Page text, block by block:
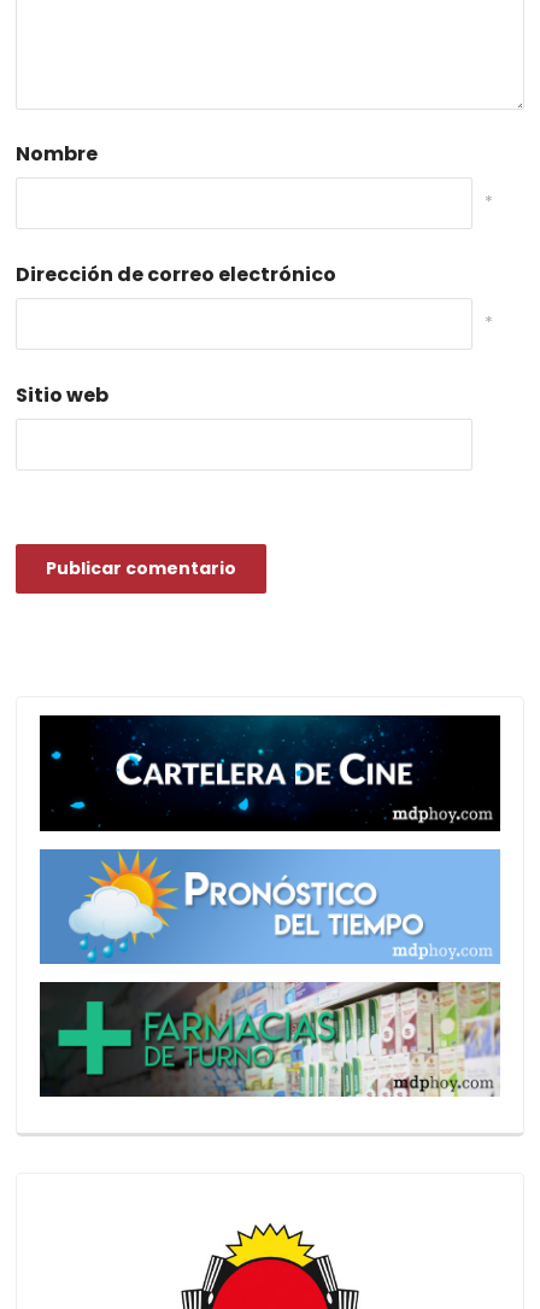
Nombre
*
Dirección de correo electrónico
*
Sitio web